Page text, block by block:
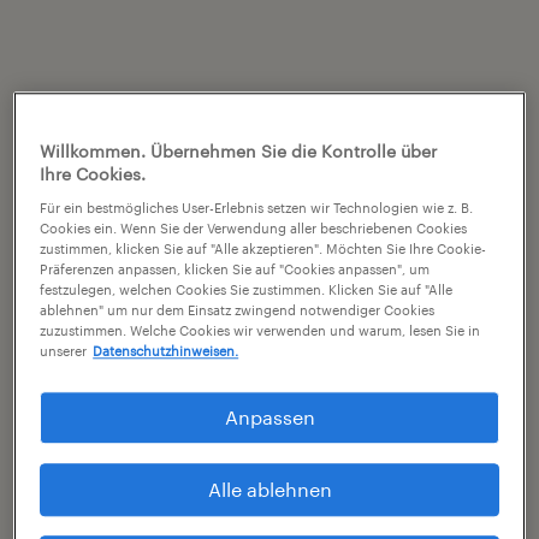
Willkommen. Übernehmen Sie die Kontrolle über
Ihre Cookies.
Für ein bestmögliches User-Erlebnis setzen wir Technologien wie z. B.
Cookies ein. Wenn Sie der Verwendung aller beschriebenen Cookies
zustimmen, klicken Sie auf "Alle akzeptieren". Möchten Sie Ihre Cookie-
Präferenzen anpassen, klicken Sie auf "Cookies anpassen", um
festzulegen, welchen Cookies Sie zustimmen. Klicken Sie auf "Alle
ablehnen" um nur dem Einsatz zwingend notwendiger Cookies
zuzustimmen. Welche Cookies wir verwenden und warum, lesen Sie in
unserer Datenschutzhinweisen.
Anpassen
Alle ablehnen